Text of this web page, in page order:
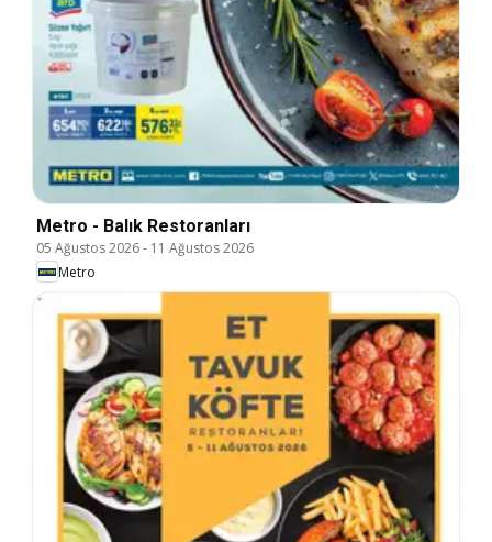
Metro - Balık Restoranları
05 Ağustos 2026- 11 Ağustos 2026
Metro